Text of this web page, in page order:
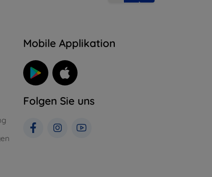
Mobile Applikation
Folgen Sie uns